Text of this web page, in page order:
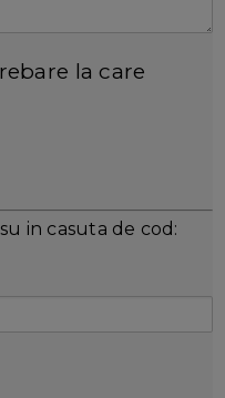
la care
in casuta de cod: